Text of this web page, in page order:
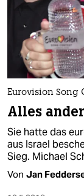
Eurovision Song
Alles
Sie hatte das
aus Israel
Sieg. Michael
Von Jan